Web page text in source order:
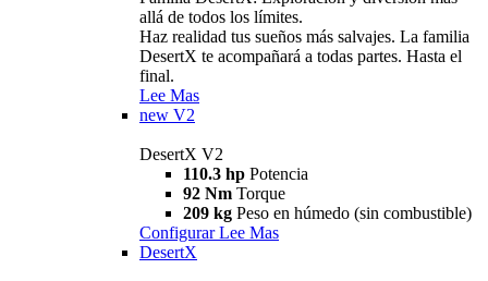
allá de todos los límites.
Haz realidad tus sueños más salvajes. La familia
DesertX te acompañará a todas partes. Hasta el
final.
Lee Mas
new V2
DesertX V2
110.3 hp Potencia
92 Nm Torque
209 kg Peso en húmedo (sin combustible)
Configurar Lee Mas
DesertX